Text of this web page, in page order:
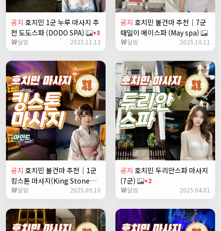
공지 호치민 1군 누루 마사지 추
천 도도스파 (DODO SPA)
+3
달밤
2025.11.13
공지 호치민 불건마 추천｜7군
때밀이 메이스파 (May spa)
달밤 2025.10.11
공지 호치민 불건마 추천｜1군
킹스톤 마사지(King Stone
massage)
달밤 2025.09.10
공지 호치민 두리안스파 마사지
(7군)
+2
달밤
2025.04.01